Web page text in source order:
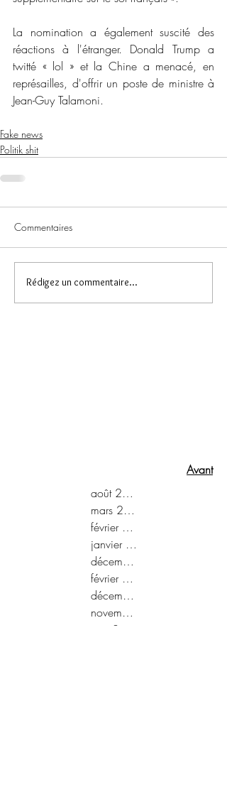
Avant
La nomination a également suscité des
réactions à l'étranger. Donald Trump a
twitté « lol » et la Chine a menacé, en
représailles, d'offrir un poste de ministre à
Jean-Guy Talamoni.
Fake news
Politik shit
Commentaires
Rédigez un commentaire...
août 2022
mars 2022
février 2022
janvier 2022
décembre 2021
février 2021
décembre 2020
novembre 2020